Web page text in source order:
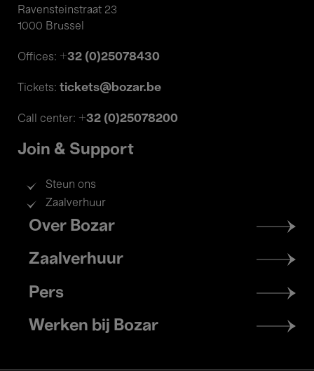
Ravensteinstraat 23
1000 Brussel
Offices: +32 (0)25078430
Tickets: tickets@bozar.be
Call center: +32 (0)25078200
Join & Support
Steun ons
Zaalverhuur
Footer
menu
Over Bozar
Zaalverhuur
Pers
Werken bij Bozar